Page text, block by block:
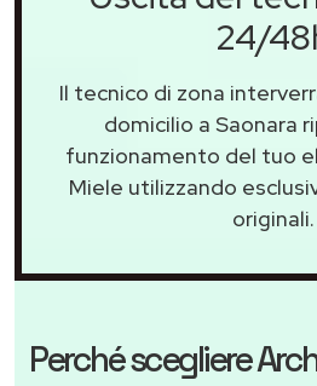
24/
Il tecnico di zona
domicilio a Saonara
funzionamento del tuo
Miele utilizzando
originali.
Perché scegliere